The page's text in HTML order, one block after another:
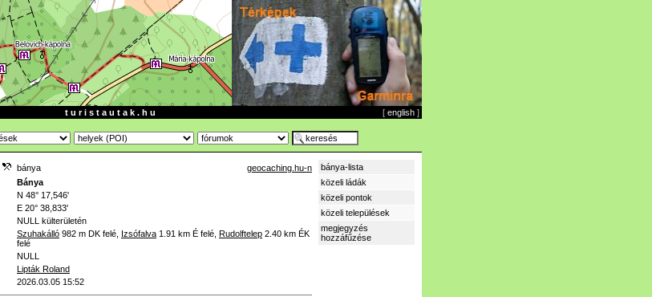
t u r i s t a u t a k . h u [ english ]
bánya
geocaching.hu-n
Bánya
N 48° 17,546'
E 20° 38,833'
NULL külterületén
Szuhakálló 982 m DK felé Izsófalva 1.91 km É felé Rudolftelep 2.40 km ÉK
felé
NULL
Lipták Roland
2026.03.05 15:52
bánya-lista
közeli ládák
közeli pontok
közeli települések
megjegyzés
hozzáfűzése